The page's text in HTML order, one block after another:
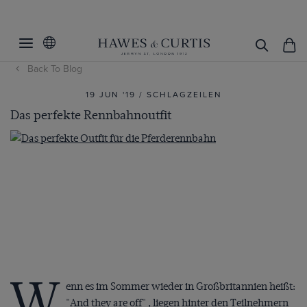
Back To Blog
19 JUN '19 / SCHLAGZEILEN
Das perfekte Rennbahnoutfit
enn es im Sommer wieder in Großbritannien heißt:
"And they are off" , liegen hinter den Teilnehmern